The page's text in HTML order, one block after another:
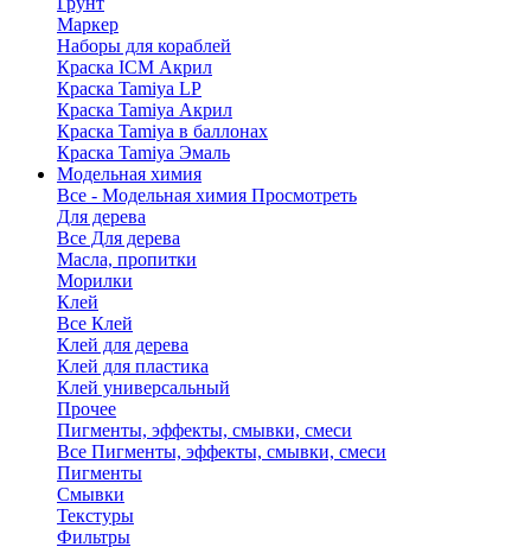
Маркер
Наборы для кораблей
Краска ICM Акрил
Краска Tamiya LP
Краска Tamiya Акрил
Краска Tamiya в баллонах
Краска Tamiya Эмаль
Модельная химия
Все - Модельная химия Просмотреть
Для дерева
Все Для дерева
Масла, пропитки
Морилки
Клей
Все Клей
Клей для дерева
Клей для пластика
Клей универсальный
Прочее
Пигменты, эффекты, смывки, смеси
Все Пигменты, эффекты, смывки, смеси
Пигменты
Смывки
Текстуры
Фильтры